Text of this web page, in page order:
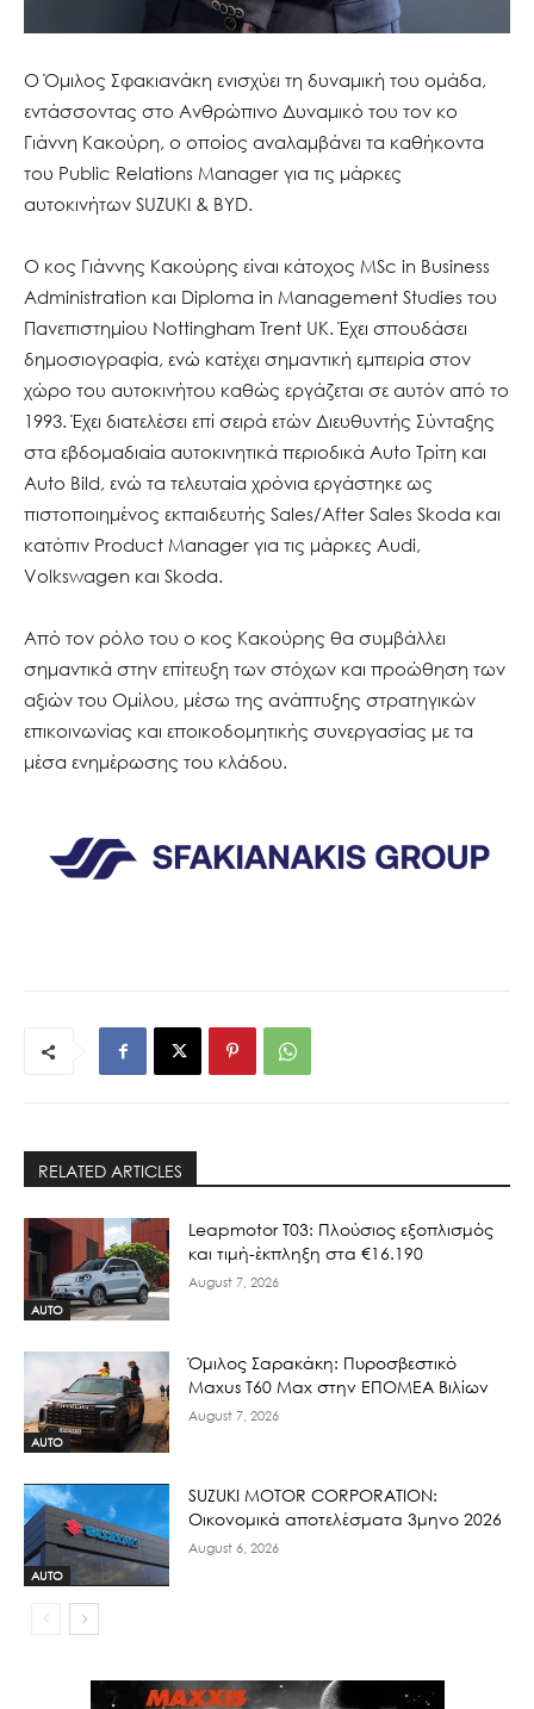
Ο Όμιλος Σφακιανάκη ενισχύει τη δυναμική του ομάδα,
εντάσσοντας στο Ανθρώπινο Δυναμικό του τον κο
Γιάννη Κακούρη, ο οποίος αναλαμβάνει τα καθήκοντα
του Public Relations Manager για τις μάρκες
αυτοκινήτων SUZUKI & BYD.
Ο κος Γιάννης Κακούρης είναι κάτοχος MSc in Business
Administration και Diploma in Management Studies του
Πανεπιστημίου Nottingham Trent UK. Έχει σπουδάσει
δημοσιογραφία, ενώ κατέχει σημαντική εμπειρία στον
χώρο του αυτοκινήτου καθώς εργάζεται σε αυτόν από το
1993. Έχει διατελέσει επί σειρά ετών Διευθυντής Σύνταξης
στα εβδομαδιαία αυτοκινητικά περιοδικά Auto Τρίτη και
Auto Bild, ενώ τα τελευταία χρόνια εργάστηκε ως
πιστοποιημένος εκπαιδευτής Sales/After Sales Skoda και
κατόπιν Product Manager για τις μάρκες Audi,
Volkswagen και Skoda.
Από τον ρόλο του ο κος Κακούρης θα συμβάλλει
σημαντικά στην επίτευξη των στόχων και προώθηση των
αξιών του Ομίλου, μέσω της ανάπτυξης στρατηγικών
επικοινωνίας και εποικοδομητικής συνεργασίας με τα
μέσα ενημέρωσης του κλάδου.
RELATED ARTICLES
AUTO
Leapmotor T03: Πλούσιος εξοπλισμός
και τιμή-έκπληξη στα €16.190
August 7, 2026
AUTO
Όμιλος Σαρακάκη: Πυροσβεστικό
Maxus T60 Max στην ΕΠΟΜΕΑ Βιλίων
August 7, 2026
AUTO
SUZUKI MOTOR CORPORATION:
Οικονομικά αποτελέσματα 3μηνο 2026
August 6, 2026